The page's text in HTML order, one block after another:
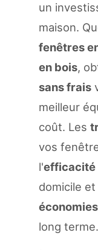
un
maison.
fenêtres
en bois,
sans frais
meilleur
coût. Les
vos
l'efficacité
domicile
long terme.